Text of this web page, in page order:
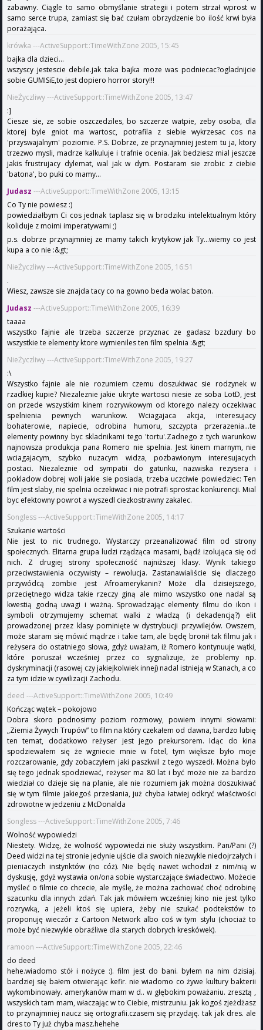
zabawny. Ciągle to samo obmyślanie strategii i potem strzał wprost w
samo serce trupa, zamiast się bać czułam obrzydzenie bo ilość krwi była
porażająca.
krówka ---ActiveSupport::TimeWithZone 2005, 15:45
bajka dla dzieci...
wszyscy jestescie debile.jak taka bajka moze was podniecac?ogladnijcie
sobie GUMISiE,to jest dopiero horror story!!!
NieŻyczliwy ---ActiveSupport::TimeWithZone 2005, 13:47
:]
Ciesze sie, ze sobie oszczedziles, bo szczerze watpie, zeby osoba, dla
ktorej byle gniot ma wartosc, potrafila z siebie wykrzesac cos na
'przyswajalnym' poziomie. P.S. Dobrze, ze przynajmniej jestem tu ja, ktory
trzezwo mysli, madrze kalkuluje i trafnie ocenia. Jak bedziesz mial jeszcze
jakis frustrujacy dylemat, wal jak w dym. Postaram sie zrobic z ciebie
'batona', bo puki co mamy...
Judasz ---ActiveSupport::TimeWithZone 2005, 13:15
Co Ty nie powiesz :)
powiedziałbym Ci cos jednak taplasz się w brodziku intelektualnym który
koliduje z moimi imperatywami ;)
p.s. dobrze przynajmniej ze mamy takich krytykow jak Ty...wiemy co jest
kupa a co nie :&gt;
NieŻyczliwy ---ActiveSupport::TimeWithZone 2005, 16:51
.
Wiesz, zawsze sie znajda tacy co na gowno beda wolac baton.
Judasz ---ActiveSupport::TimeWithZone 2005, 16:39
taaaa
wszystko fajnie ale trzeba szczerze przyznac ze gadasz bzzdury bo
wszystkie te elementy ktore wymieniles ten film spelnia :&gt;
NieŻyczliwy ---ActiveSupport::TimeWithZone 2005, 19:27
:\
Wszystko fajnie ale nie rozumiem czemu doszukiwac sie rodzynek w
rzadkiej kupie? Niezaleznie jakie ukryte wartosci niesie ze soba LotD, jest
on przede wszystkim kinem rozrywkowym od ktorego nalezy oczekiwac
spelnienia pewnych warunkow. Wciagajaca akcja, interesujacy
bohaterowie, napiecie, odrobina humoru, szczypta przerazenia...te
elementy powinny byc skladnikami tego 'tortu'.Zadnego z tych warunkow
najnowsza produkcja pana Romero nie spelnia. Jest kinem marnym, nie
wciagajacym, szybko nuzacym widza, pozbawionym interesujacych
postaci. Niezaleznie od sympatii do gatunku, nazwiska rezysera i
pokladow dobrej woli jakie sie posiada, trzeba uczciwie powiedziec: Ten
film jest slaby, nie spelnia oczekiwac i nie potrafi sprostac konkurencji. Mial
byc efektowny powrot a wyszedl ciezkostrawny zakalec.
Songless ---ActiveSupport::TimeWithZone 2005, 14:17
Szukanie wartości
Nie jest to nic trudnego. Wystarczy przeanalizować film od strony
społecznych. Elitarna grupa ludzi rządząca masami, bądź izolująca się od
nich. Z drugiej strony społeczność najniższej klasy. Wynik takiego
przeciwstawienia oczywisty – rewolucja. Zastanawialiście się dlaczego
przywódcą zombie jest Afroamerykanin? Może dla dzisiejszego,
przeciętnego widza takie rzeczy giną ale mimo wszystko one nadal są
kwestią godną uwagi i ważną. Sprowadzając elementy filmu do ikon i
symboli otrzymujemy schemat walki z władzą (i dekadencją?) elit
prowadzonej przez klasy pominięte w dystrybucji przywilejów. Owszem,
może staram się mówić mądrze i takie tam, ale będę bronił tak filmu jak i
reżysera do ostatniego słowa, gdyż uważam, iż Romero kontynuuje wątki,
które poruszał wcześniej przez co sygnalizuje, że problemy np.
dyskryminacji (rasowej czy jakiejkolwiek innej) nadal istnieją w Stanach, a co
za tym idzie w cywilizacji Zachodu.
deed ---ActiveSupport::TimeWithZone 2005, 10:49
Kończąc wątek – pokojowo
Dobra skoro podnosimy poziom rozmowy, powiem innymi słowami:
„Ziemia Żywych Trupów” to film na który czekałem od dawna, bardzo lubię
ten temat, dodatkowo reżyser jest jego prekursorem. Idąc do kina
spodziewałem się że wgniecie mnie w fotel, tym większe było moje
rozczarowanie, gdy zobaczyłem jaki paszkwil z tego wyszedł. Można było
się tego jednak spodziewać, reżyser ma 80 lat i być może nie za bardzo
wiedział co dzieje się na planie, ale nie rozumiem jak można doszukiwać
się w tym filmie jakiegoś przesłania, już chyba łatwiej odkryć właściwości
zdrowotne w jedzeniu z McDonalda
Songless ---ActiveSupport::TimeWithZone 2005, 7:46
Wolność wypowiedzi
Niestety. Widzę, że wolność wypowiedzi nie służy wszystkim. Pan/Pani (?)
Deed widzi na tej stronie jedynie ujście dla swoich niezwykle niedojrzałych i
pieniaczych instynktów (no cóż). Nie będę nawet wchodził z nim/nią w
dyskusję, gdyż wystawia on/ona sobie wystarczające świadectwo. Możecie
myśleć o filmie co chcecie, ale myślę, że można zachować choć odrobinę
szacunku dla innych zdań. Tak jak mówiłem wcześniej kino nie jest tylko
rozrywką, a jeżeli ktoś się upiera, żeby nie szukać podtekstów to
proponuję wieczór z Cartoon Network albo coś w tym stylu (chociaż to
może być niezwykle obraźliwe dla starych dobrych kreskówek).
ramoon ---ActiveSupport::TimeWithZone 2005, 22:46
do deed
hehe.wiadomo stół i nożyce :). film jest do bani. byłem na nim dzisiaj.
bardziej się bałem otwierając kefir. nie wiadomo co żywe kultury bakterii
wykombinowały. amerykanów mam w d.. w głębokim poważaniu. zresztą ,
wszyskich tam mam, właczając w to Ciebie, mistrzuniu. jak kogoś zjeżdżasz
to przynajmniej naucz się ortografii.czasem się przydaję. tak jak dres. ale
dres to Ty już chyba masz.hehehe